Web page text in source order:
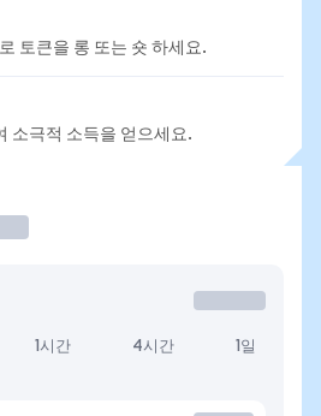
토큰을 롱 또는 숏 하세요.
소극적 소득을 얻으세요.
1시간 4시간 1일